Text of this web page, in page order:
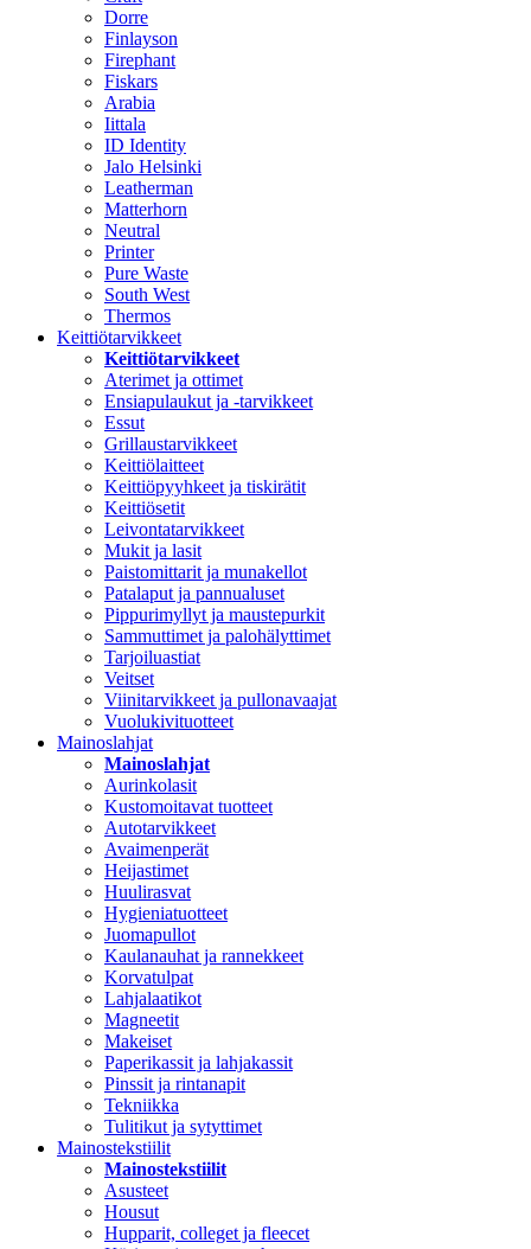
Dorre
Finlayson
Firephant
Fiskars
Arabia
Iittala
ID Identity
Jalo Helsinki
Leatherman
Matterhorn
Neutral
Printer
Pure Waste
South West
Thermos
Keittiötarvikkeet
Keittiötarvikkeet
Aterimet ja ottimet
Ensiapulaukut ja -tarvikkeet
Essut
Grillaustarvikkeet
Keittiölaitteet
Keittiöpyyhkeet ja tiskirätit
Keittiösetit
Leivontatarvikkeet
Mukit ja lasit
Paistomittarit ja munakellot
Patalaput ja pannualuset
Pippurimyllyt ja maustepurkit
Sammuttimet ja palohälyttimet
Tarjoiluastiat
Veitset
Viinitarvikkeet ja pullonavaajat
Vuolukivituotteet
Mainoslahjat
Mainoslahjat
Aurinkolasit
Kustomoitavat tuotteet
Autotarvikkeet
Avaimenperät
Heijastimet
Huulirasvat
Hygieniatuotteet
Juomapullot
Kaulanauhat ja rannekkeet
Korvatulpat
Lahjalaatikot
Magneetit
Makeiset
Paperikassit ja lahjakassit
Pinssit ja rintanapit
Tekniikka
Tulitikut ja sytyttimet
Mainostekstiilit
Mainostekstiilit
Asusteet
Housut
Hupparit, colleget ja fleecet